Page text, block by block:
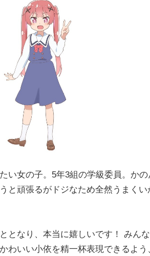
い女の子。5年3組の学級委員。か
と頑張るがドジなため全然うまくい
となり、本当に嬉しいです！ みん
わいい小依を精一杯表現できるよ